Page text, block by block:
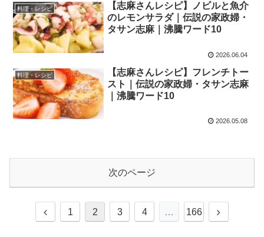
料理・レシピ
【志麻さんレシピ】ノビルと魚介
のレモンサラダ｜伝説の家政婦・
タサン志麻｜沸騰ワード10
2026.06.04
料理・レシピ
【志麻さんレシピ】フレンチトー
スト｜伝説の家政婦・タサン志麻
｜沸騰ワード10
2026.05.08
次のページ
前
1 2 3 4 … 166
次